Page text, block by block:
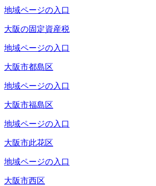
地域ページの入口
大阪の固定資産税
地域ページの入口
大阪市都島区
地域ページの入口
大阪市福島区
地域ページの入口
大阪市此花区
地域ページの入口
大阪市西区